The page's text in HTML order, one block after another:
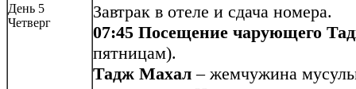
День 5
Четверг
Завтрак в отеле и сдача номера.
07:45 Посещение чарующего
пятницам).
Тадж Махал – жемчужина